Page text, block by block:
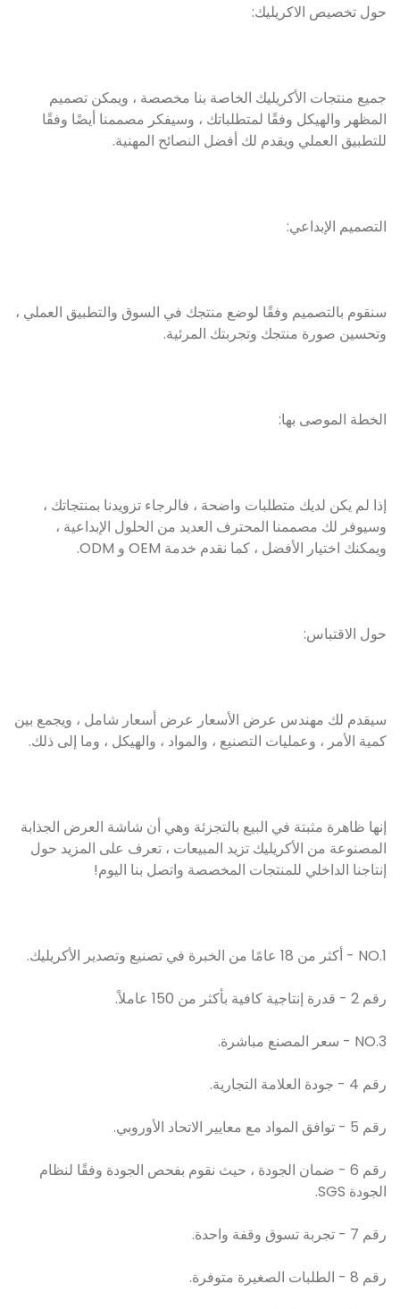
حول تخصيص الاكريليك:
جميع منتجات الأكريليك الخاصة بنا مخصصة ، ويمكن تصميم
المظهر والهيكل وفقًا لمتطلباتك ، وسيفكر مصممنا أيضًا وفقًا
للتطبيق العملي ويقدم لك أفضل النصائح المهنية.
التصميم الإبداعي:
سنقوم بالتصميم وفقًا لوضع منتجك في السوق والتطبيق العملي ،
وتحسين صورة منتجك وتجربتك المرئية.
الخطة الموصى بها:
إذا لم يكن لديك متطلبات واضحة ، فالرجاء تزويدنا بمنتجاتك ،
وسيوفر لك مصممنا المحترف العديد من الحلول الإبداعية ،
ويمكنك اختيار الأفضل ، كما نقدم خدمة OEM و ODM.
حول الاقتباس:
سيقدم لك مهندس عرض الأسعار عرض أسعار شامل ، ويجمع بين
كمية الأمر ، وعمليات التصنيع ، والمواد ، والهيكل ، وما إلى ذلك.
إنها ظاهرة مثبتة في البيع بالتجزئة وهي أن شاشة العرض الجذابة
المصنوعة من الأكريليك تزيد المبيعات ، تعرف على المزيد حول
إنتاجنا الداخلي للمنتجات المخصصة واتصل بنا اليوم!
NO.1 - أكثر من 18 عامًا من الخبرة في تصنيع وتصدير الأكريليك.
رقم 2 - قدرة إنتاجية كافية بأكثر من 150 عاملاً.
NO.3 - سعر المصنع مباشرة.
رقم 4 - جودة العلامة التجارية.
رقم 5 - توافق المواد مع معايير الاتحاد الأوروبي.
رقم 6 - ضمان الجودة ، حيث نقوم بفحص الجودة وفقًا لنظام
الجودة SGS.
رقم 7 - تجربة تسوق وقفة واحدة.
رقم 8 - الطلبات الصغيرة متوفرة.